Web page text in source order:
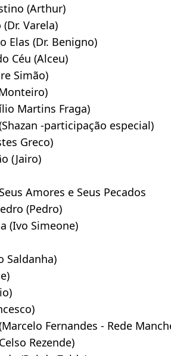
(Arthur)
Varela)
Elas (Dr. Benigno)
Céu (Alceu)
Simão)
Martins Fraga)
-participação especial)
Greco)
(Jairo)
Amores e Seus Pecados
(Pedro)
(Ivo Simeone)
Saldanha)
Fernandes - Rede
Rezende)